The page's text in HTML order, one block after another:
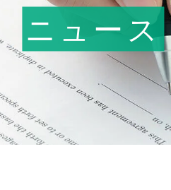
ニュース